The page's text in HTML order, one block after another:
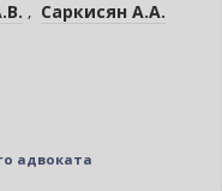
, Саркисян А.А.
адвоката